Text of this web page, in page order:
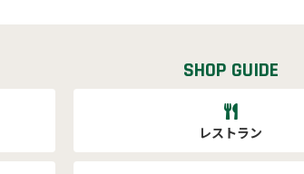
SHOP GUIDE
レストラン